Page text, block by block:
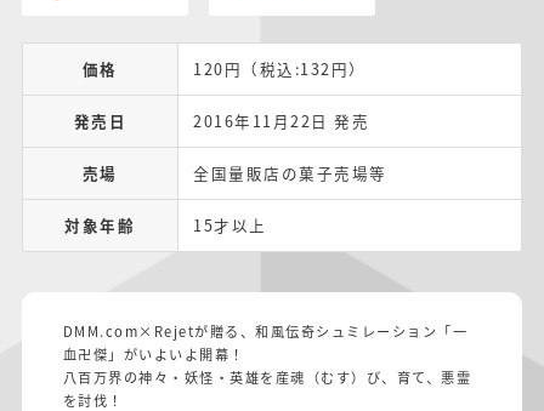
価格 120円（税込:132円）
発売日 2016年11月22日 発売
売場 全国量販店の菓子売場等
対象年齢 15才以上
DMM.com×Rejetが贈る、和風伝奇シュミレーション「一
血卍傑」がいよいよ開幕！
八百万界の神々・妖怪・英雄を産魂（むす）び、育て、悪霊
を討伐！